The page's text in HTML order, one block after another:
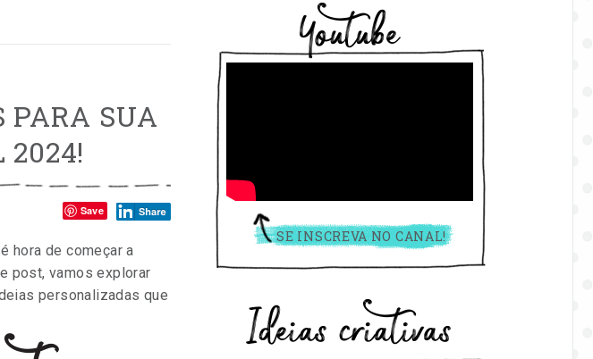
PARA SUA
2024!
Compartilhe:
Save
hora de começar a
post, vamos explorar
personalizadas que
Youtube
SE INSCREVA NO CANAL!
Ideias criativas